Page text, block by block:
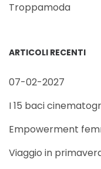
Troppamoda
ARTICOLI RECENTI
07-02-2027
I 15 baci
Empowerment
Viaggio in